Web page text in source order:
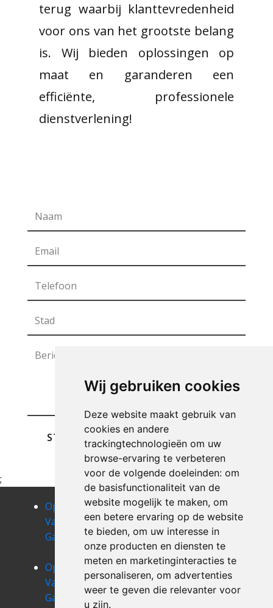
Wij gebruiken cookies
Deze website maakt gebruik van
cookies en andere
trackingtechnologieën om uw
browse-ervaring te verbeteren
voor de volgende doeleinden: om
de basisfunctionaliteit van de
website mogelijk te maken, om
een betere ervaring op de website
te bieden, om uw interesse in
onze producten en diensten te
meten en marketinginteracties te
personaliseren, om advertenties
weer te geven die relevanter voor
u zijn.
terug waarbij klanttevredenheid
voor ons van het grootste belang
is. Wij bieden oplossingen op
maat en garanderen een
efficiënte, professionele
dienstverlening!
STUREN
;
Opruimen
Van Uw
Garage chiny
Opruimen
Van Uw
Garage
corbion
Opruimen
Van Uw
Garage
cugnon
Opruimen
Van Uw
Garage
Opruimen
Van Uw
Garage
Opruimen
Van Uw
Garage